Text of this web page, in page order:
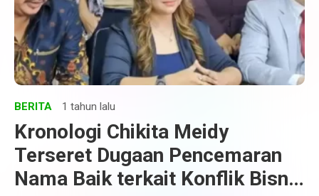
BERITA 1 tahun lalu
Kronologi Chikita Meidy
Terseret Dugaan Pencemaran
Nama Baik terkait Konflik Bisnis